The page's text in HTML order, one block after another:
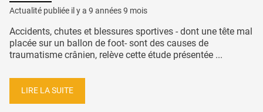
Actualité publiée il y a 9 années 9 mois
Accidents, chutes et blessures sportives - dont une tête mal
placée sur un ballon de foot- sont des causes de
traumatisme crânien, relève cette étude présentée ...
LIRE LA SUITE